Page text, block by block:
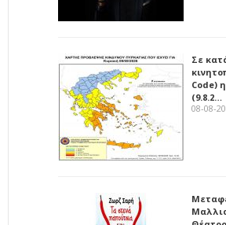
Σε
Code)
(9.8.2…
08-08-